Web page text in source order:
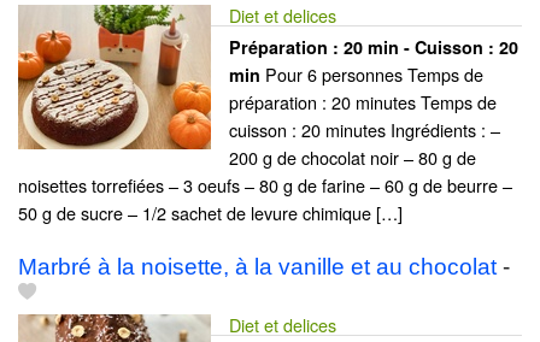
Diet et delices
Préparation : 20 min - Cuisson : 20
min Pour 6 personnes Temps de
préparation : 20 minutes Temps de
cuisson : 20 minutes Ingrédients : –
200 g de chocolat noir – 80 g de
noisettes torrefiées – 3 oeufs – 80 g de farine – 60 g de beurre –
50 g de sucre – 1/2 sachet de levure chimique […]
Marbré à la noisette, à la vanille et au chocolat -
Diet et delices